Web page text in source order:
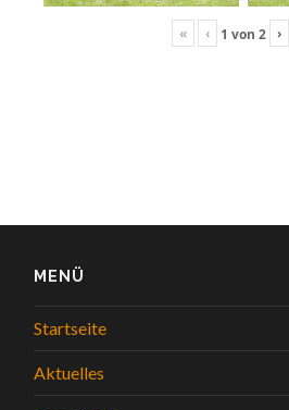
« ‹ 1 von 2 ›
MENÜ
Startseite
Aktuelles